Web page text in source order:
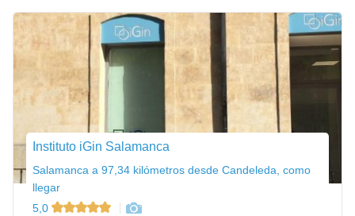
Instituto iGin Salamanca
Salamanca a 97,34 kilómetros desde Candeleda, como
llegar
5,0